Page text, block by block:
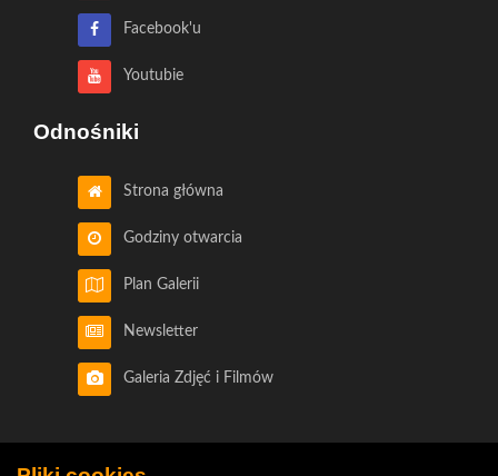
Facebook'u
Youtubie
Odnośniki
Strona główna
Godziny otwarcia
Plan Galerii
Newsletter
Galeria Zdjęć i Filmów